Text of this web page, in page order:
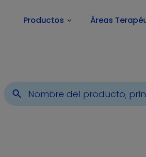
Productos keyboard_arrow_down Áreas
search